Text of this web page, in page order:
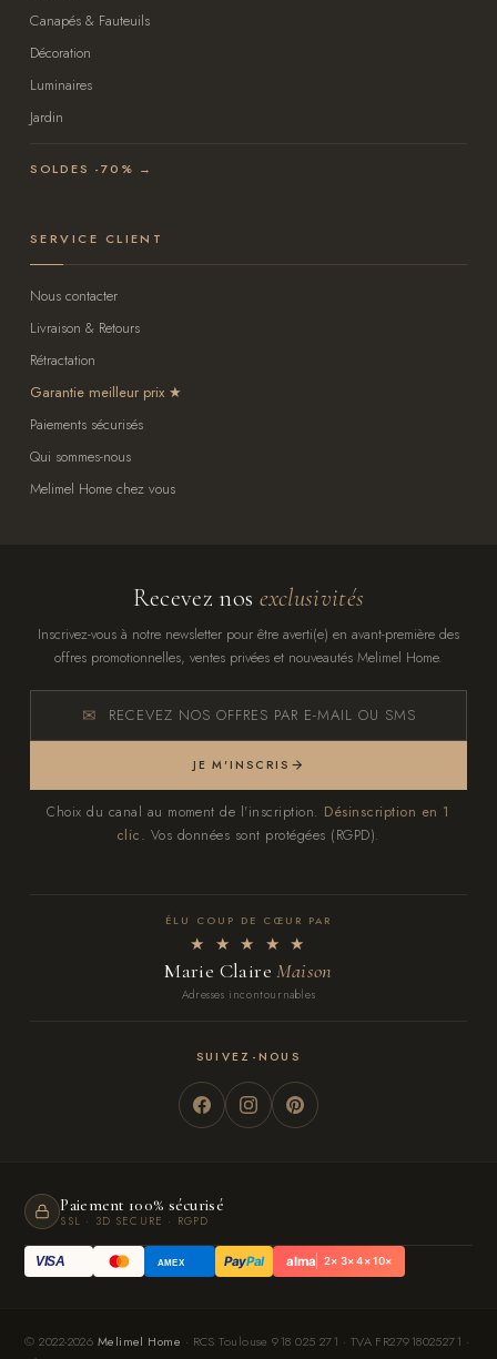
Canapés & Fauteuils
Décoration
Luminaires
Jardin
SOLDES -70% →
SERVICE CLIENT
Nous contacter
Livraison & Retours
Rétractation
Garantie meilleur prix
Paiements sécurisés
Qui sommes-nous
Melimel Home chez vous
Recevez nos exclusivités
Inscrivez-vous à notre newsletter pour être averti(e) en avant-première des
offres promotionnelles, ventes privées et nouveautés Melimel Home.
RECEVEZ NOS OFFRES PAR E-MAIL OU SMS
JE M'INSCRIS
Choix du canal au moment de l'inscription. Désinscription en 1
clic. Vos données sont protégées (RGPD).
ÉLU COUP DE CŒUR PAR
★ ★ ★ ★ ★
Marie ClaireMaison
Adresses incontournables
SUIVEZ-NOUS
Paiement 100% sécurisé
SSL · 3D SECURE · RGPD
VISA AMEX PayPal alma 2× 3× 4× 10×
© 2022-2026 Melimel Home · RCS Toulouse 918 025 271 · TVA FR27918025271 ·